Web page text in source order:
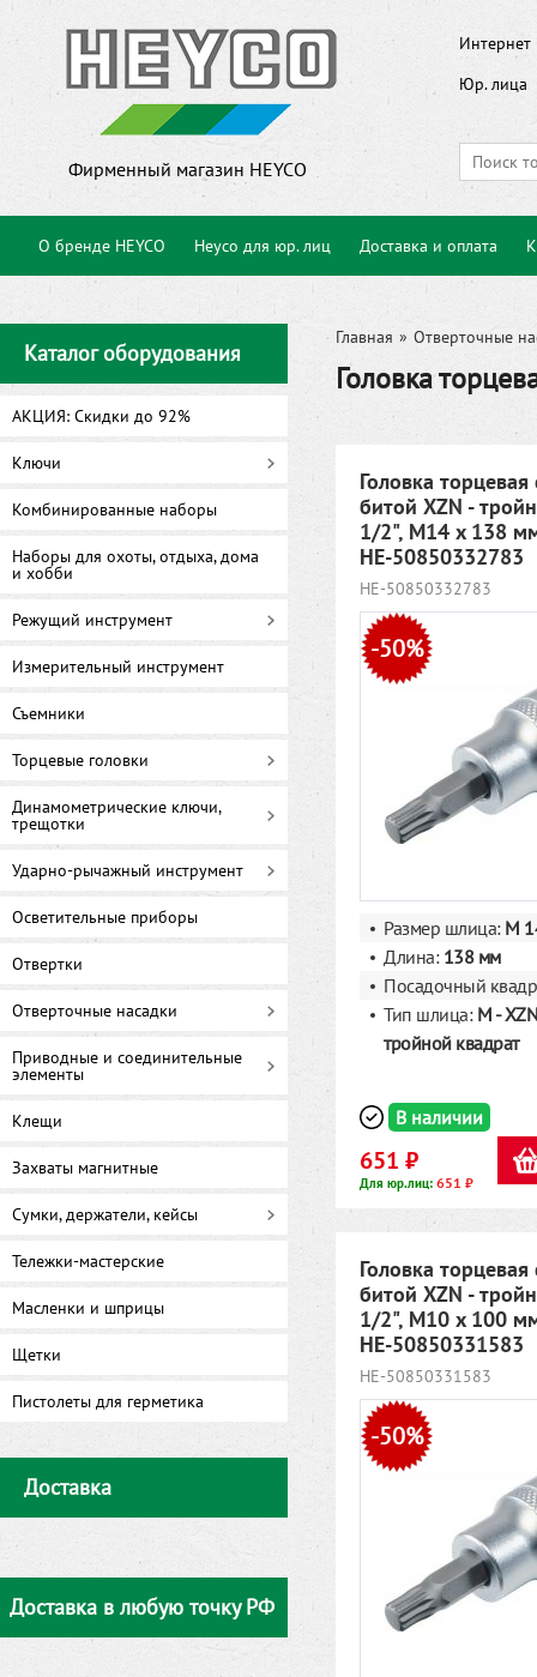
Фирменный магазин HEYCO
Интернет
Юр. лица
О бренде HEYCO Heyco для юр. лиц Доставка и оплата
Каталог оборудования
АКЦИЯ: Скидки до 92%
Ключи
Комбинированные наборы
Наборы для охоты, отдыха, дома
и хобби
Режущий инструмент
Измерительный инструмент
Съемники
Торцевые головки
Динамометрические ключи,
трещотки
Ударно-рычажный инструмент
Осветительные приборы
Отвертки
Отверточные насадки
Приводные и соединительные
элементы
Клещи
Захваты магнитные
Сумки, держатели, кейсы
Тележки-мастерские
Масленки и шприцы
Щетки
Пистолеты для герметика
Доставка
Доставка в любую точку РФ
Главная » Отверточные
Головка
Головка торцевая
битой XZN -
1/2", M14 x 138
HE-50850332783
HE-50850332783
-50%
Размер шлица:M
Длина: 138 мм
Посадочный
Тип шлица: M -
тройной квадрат
В наличии
651 ₽
Для юр.лиц: 651 ₽
Головка торцевая
битой XZN -
1/2", M10 x 100
HE-50850331583
HE-50850331583
-50%